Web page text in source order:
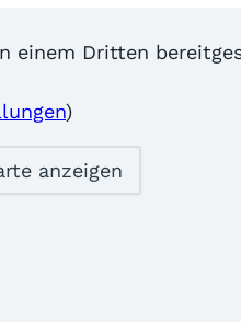
einem Dritten
)
anzeigen